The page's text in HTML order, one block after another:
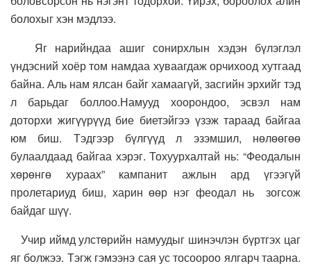
болохыг хэн мэдлээ.
Яг нарийндаа ашиг сонирхлын хэдэн бүлэглэл
үндэсний хоёр том намдаа хуваагдаж орчихоод хутгаад
байна. Аль нам ялсан байг хамаагүй, засгийн эрхийг тэд
л барьдаг боллоо.Намууд хоорондоо, эсвэл нам
доторхи жигүүрүүд бие биетэйгээ үзэж тараад байгаа
юм биш. Тэдгээр бүлгүүд л эзэмшил, нөлөөгөө
булаалдаад байгаа хэрэг. Тохуурхалтай нь: “Феодалын
хөрөнгө хураах” кампанит ажлын ард үгээгүй
пролетариуд биш, харин өөр нэг феодал нь зогсож
байдаг шүү.
Учир иймд улстөрийн намуудыг шинэчлэн бүртгэх цаг
яг болжээ. Тэгж гэмээнэ сая ус тосоороо ялгарч таарна.